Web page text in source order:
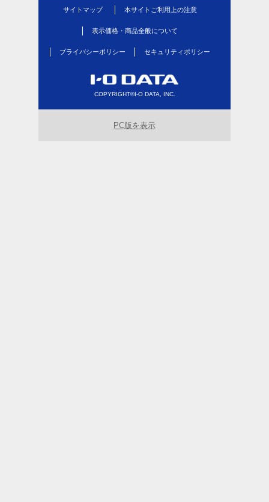
サイトマップ 本サイトご利用上の注意
表示価格・商品全般について
プライバシーポリシー セキュリティポリシー
COPYRIGHT©I-O DATA, INC.
PC版を表示